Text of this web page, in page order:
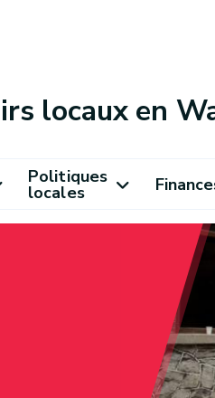
locaux en
Politiques
locales